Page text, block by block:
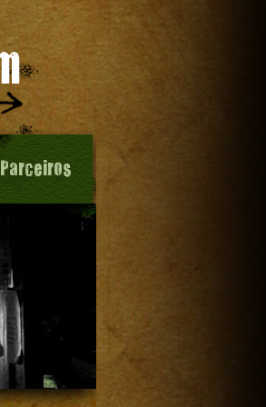
Parceiros